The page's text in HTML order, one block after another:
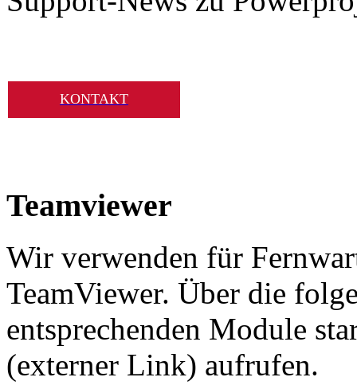
KONTAKT
Teamviewer
Wir verwenden für
TeamViewer. Über die
entsprechenden Module
(externer Link) aufrufen.